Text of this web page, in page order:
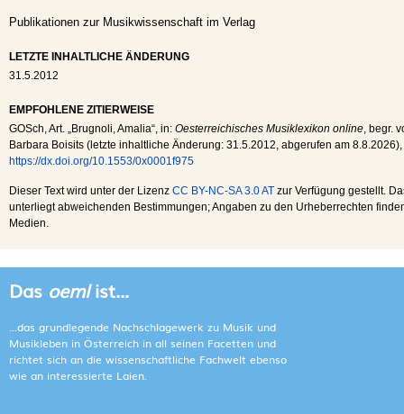
Publikationen zur Musikwissenschaft im Verlag
LETZTE INHALTLICHE ÄNDERUNG
31.5.2012
EMPFOHLENE ZITIERWEISE
GOSch , Art. „Brugnoli, Amalia“, in: Oesterreichisches Musiklexikon online , begr.
Barbara Boisits (letzte inhaltliche Änderung: 31.5.2012 , abgerufen am 8.8.2026),
https://dx.doi.org/10.1553/0x0001f975
Dieser Text wird unter der Lizenz CC BY-NC-SA 3.0 AT zur Verfügung gestellt.
unterliegt abweichenden Bestimmungen; Angaben zu den Urheberrechten
Medien.
Das oemlist...
...das grundlegende Nachschlagewerk zu Musik und
Musikleben in Österreich in all seinen Facetten und
richtet sich an die wissenschaftliche Fachwelt ebenso
wie an interessierte Laien.